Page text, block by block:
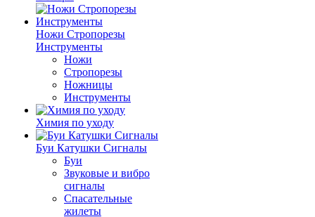
Ножи Стропорезы
Инструменты
Ножи
Стропорезы
Ножницы
Инструменты
Химия по уходу
Буи Катушки Сигналы
Буи
Звуковые и вибро
сигналы
Спасательные
жилеты